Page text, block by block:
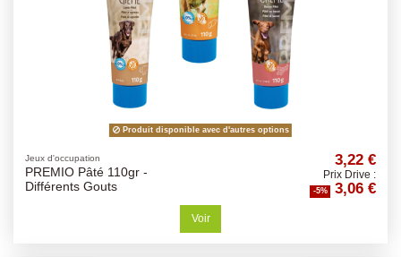
Produit disponible avec d'autres options
Jeux d'occupation
PREMIO Pâté 110gr -
Différents Gouts
3,22 €
Prix Drive :
-5% 3,06 €
Voir